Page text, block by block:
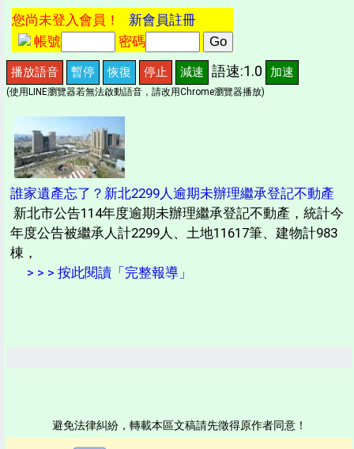
您尚未登入會員！ 新會員註冊
帳號
密碼
播放語音 暫停 恢復 停止 減速 語速:1.0 加速
(使用LINE瀏覽器若無法啟動語音，請改用Chrome瀏覽器播放)
誰家遺產忘了？新北2299人逾期未辦理繼承登記不動產
新北市公告114年度逾期未辦理繼承登記不動產，統計今
年度公告被繼承人計2299人、土地11617筆、建物計983
棟，
> > > 按此閱讀「完整報導」
避免法律糾紛，轉載本區文稿請先徵得原作者同意！